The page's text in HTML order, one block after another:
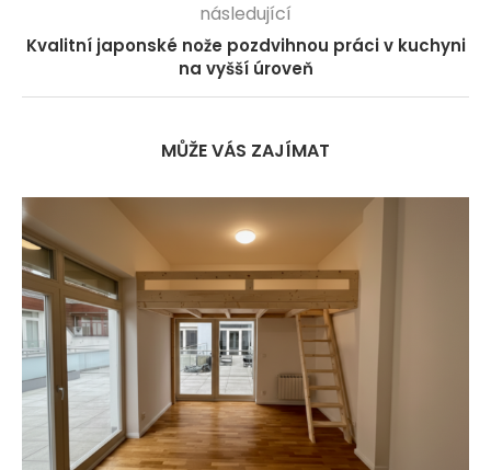
následující
Kvalitní japonské nože pozdvihnou práci v kuchyni
na vyšší úroveň
MŮŽE VÁS ZAJÍMAT